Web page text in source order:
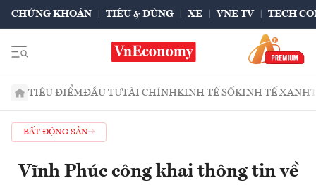
CHỨNG KHOÁN TIÊU & DÙNG XE VNE TV TECH
TIÊU ĐIỂMĐẦU TƯTÀI CHÍNHKINH TẾ SỐKINH TẾ XANH
BẤT ĐỘNG SẢN
Vĩnh Phúc công khai thông tin về